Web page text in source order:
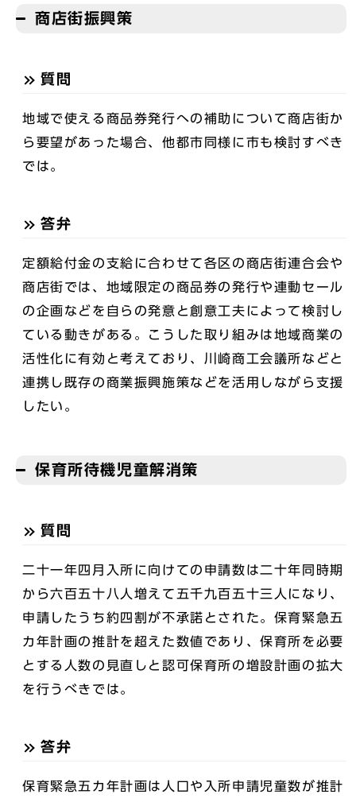
商店街振興策
質問
地域で使える商品券発行への補助について商店街か
ら要望があった場合、他都市同様に市も検討すべき
では。
答弁
定額給付金の支給に合わせて各区の商店街連合会や
商店街では、地域限定の商品券の発行や連動セール
の企画などを自らの発意と創意工夫によって検討し
ている動きがある。こうした取り組みは地域商業の
活性化に有効と考えており、川崎商工会議所などと
連携し既存の商業振興施策などを活用しながら支援
したい。
保育所待機児童解消策
質問
二十一年四月入所に向けての申請数は二十年同時期
から六百五十八人増えて五千九百五十三人になり、
申請したうち約四割が不承諾とされた。保育緊急五
カ年計画の推計を超えた数値であり、保育所を必要
とする人数の見直しと認可保育所の増設計画の拡大
を行うべきでは。
答弁
保育緊急五カ年計画は人口や入所申請児童数が推計